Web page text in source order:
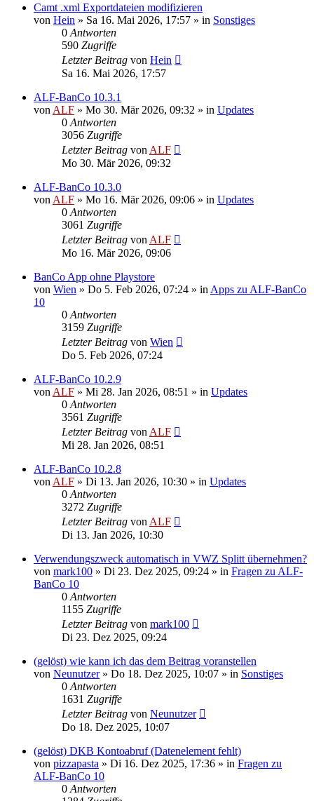
Camt .xml Exportdateien modifizieren
von Hein » Sa 16. Mai 2026, 17:57 » in Sonstiges
0 Antworten
590 Zugriffe
Letzter Beitrag von Hein
Sa 16. Mai 2026, 17:57
ALF-BanCo 10.3.1
von ALF » Mo 30. Mär 2026, 09:32 » in Updates
0 Antworten
3056 Zugriffe
Letzter Beitrag von ALF
Mo 30. Mär 2026, 09:32
ALF-BanCo 10.3.0
von ALF » Mo 16. Mär 2026, 09:06 » in Updates
0 Antworten
3061 Zugriffe
Letzter Beitrag von ALF
Mo 16. Mär 2026, 09:06
BanCo App ohne Playstore
von Wien » Do 5. Feb 2026, 07:24 » in Apps zu ALF-BanCo
10
0 Antworten
3159 Zugriffe
Letzter Beitrag von Wien
Do 5. Feb 2026, 07:24
ALF-BanCo 10.2.9
von ALF » Mi 28. Jan 2026, 08:51 » in Updates
0 Antworten
3561 Zugriffe
Letzter Beitrag von ALF
Mi 28. Jan 2026, 08:51
ALF-BanCo 10.2.8
von ALF » Di 13. Jan 2026, 10:30 » in Updates
0 Antworten
3272 Zugriffe
Letzter Beitrag von ALF
Di 13. Jan 2026, 10:30
Verwendungszweck automatisch in VWZ Splitt übernehmen?
von mark100 » Di 23. Dez 2025, 09:24 » in Fragen zu ALF-
BanCo 10
0 Antworten
1155 Zugriffe
Letzter Beitrag von mark100
Di 23. Dez 2025, 09:24
(gelöst) wie kann ich das dem Beitrag voranstellen
von Neunutzer» Do 18. Dez 2025, 10:07 » in Sonstiges
0 Antworten
1631 Zugriffe
Letzter Beitrag von Neunutzer
Do 18. Dez 2025, 10:07
(gelöst) DKB Kontoabruf (Datenelement fehlt)
von pizzapasta » Di 16. Dez 2025, 17:36 » in Fragen zu
ALF-BanCo 10
0 Antworten